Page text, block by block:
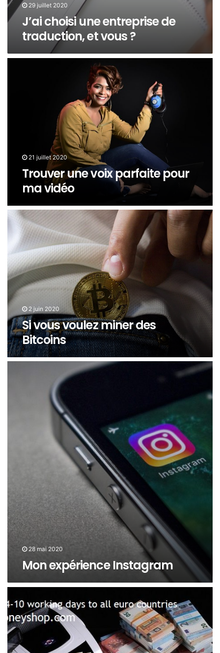
29 juillet 2020
J’ai choisi une entreprise de
traduction, et vous ?
21 juillet 2020
Trouver une voix parfaite pour
ma vidéo
2 juin 2020
Si vous voulez miner des
Bitcoins
28 mai 2020
Mon expérience Instagram